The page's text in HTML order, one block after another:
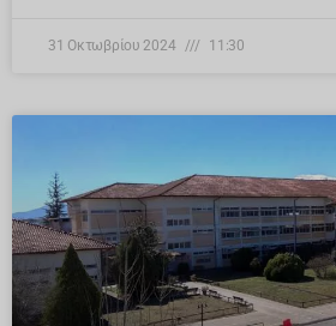
31 Οκτωβρίου 2024 11:30